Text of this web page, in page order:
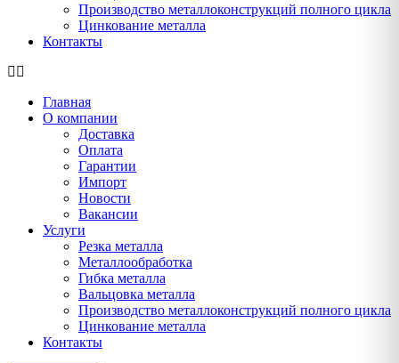
Производство металлоконструкций полного цикла
Цинкование металла
Контакты
Главная
О компании
Доставка
Оплата
Гарантии
Импорт
Новости
Вакансии
Услуги
Резка металла
Металлообработка
Гибка металла
Вальцовка металла
Производство металлоконструкций полного цикла
Цинкование металла
Контакты